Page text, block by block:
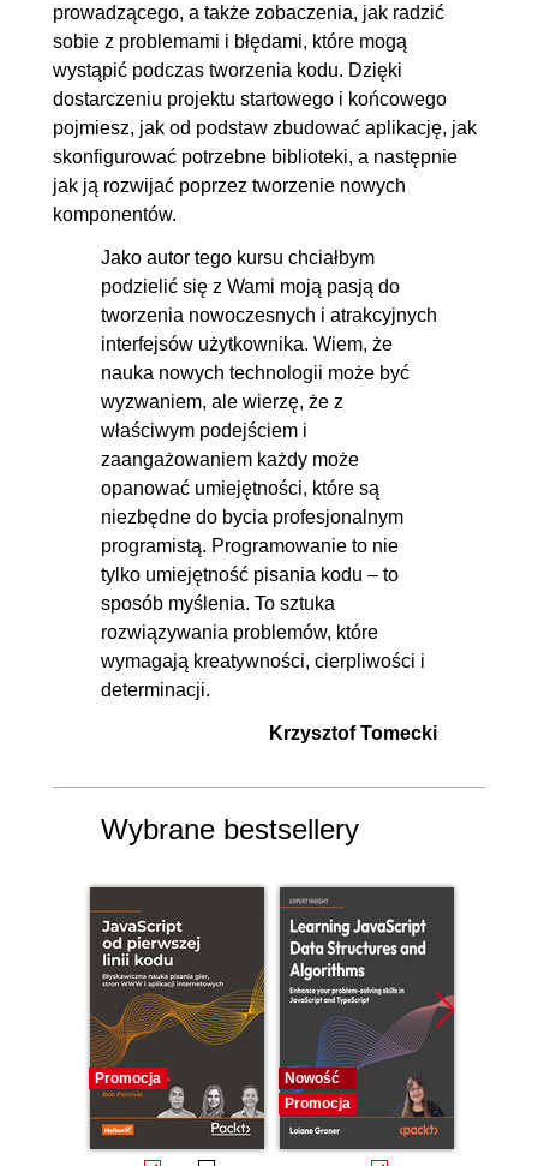
prowadzącego, a także zobaczenia, jak radzić
sobie z problemami i błędami, które mogą
wystąpić podczas tworzenia kodu. Dzięki
dostarczeniu projektu startowego i końcowego
pojmiesz, jak od podstaw zbudować aplikację, jak
skonfigurować potrzebne biblioteki, a następnie
jak ją rozwijać poprzez tworzenie nowych
komponentów.
Jako autor tego kursu chciałbym
podzielić się z Wami moją pasją do
tworzenia nowoczesnych i atrakcyjnych
interfejsów użytkownika. Wiem, że
nauka nowych technologii może być
wyzwaniem, ale wierzę, że z
właściwym podejściem i
zaangażowaniem każdy może
opanować umiejętności, które są
niezbędne do bycia profesjonalnym
programistą. Programowanie to nie
tylko umiejętność pisania kodu – to
sposób myślenia. To sztuka
rozwiązywania problemów, które
wymagają kreatywności, cierpliwości i
determinacji.
Krzysztof Tomecki
Wybrane bestsellery
Promocja
Nowość
Promocja